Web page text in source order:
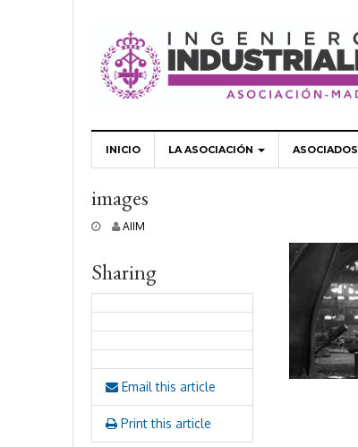
INICIO LA ASOCIACIÓN ASOCIADOS
images
e
i
e
m
e
,
2
0
AIIM
Sharing
Email this article
Print this article